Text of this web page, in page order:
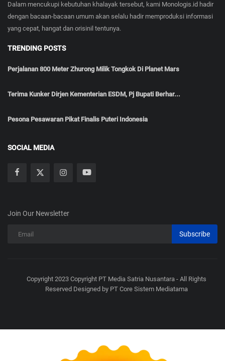
Dalam mencukupi kebutuhan khalayak tersebut, kami Monologis.id hadir
dengan bacaan-bacaan umum akan selalu hadir memproduksi informasi
yang cepat, hangat dan orisinil tentunya.
TRENDING POSTS
Perjalanan 800 Meter Zhurong Milik Tongkok Di Planet Mars
Terima Kunker Dirjen Kementerian ESDM, Pj Bupati Berhar...
Pesona Pesawaran Pikat Finalis Puteri Indonesia
SOCIAL MEDIA
Join Our Newsletter
Subscribe
Copyright 2023 Copyright PT Media Satria Nusantara - All Rights
Reserved Designed by PT Core Sistem Mediatama